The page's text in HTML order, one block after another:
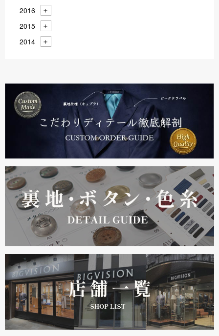
2016
2015
2014